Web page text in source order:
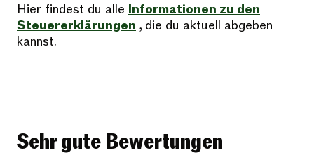
Hier findest du alle Informationen zu den
Steuererklärungen , die du aktuell abgeben
kannst.
Sehr gute Bewertungen